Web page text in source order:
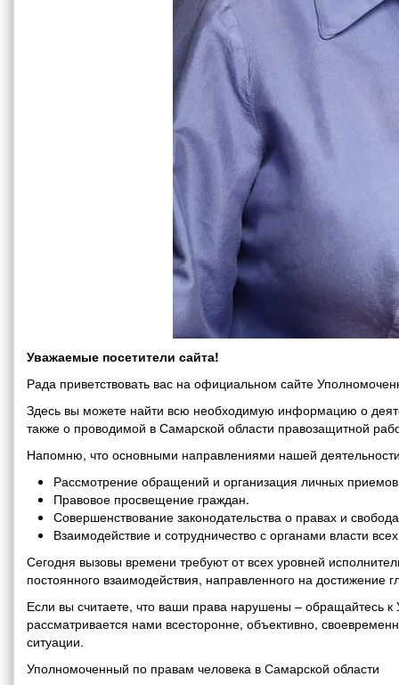
Уважаемые посетители сайта!
Рада приветствовать вас на официальном сайте
Здесь вы можете найти всю необходимую информацию о
также о проводимой в Самарской области правозащитной
Напомню, что основными направлениями нашей
Рассмотрение обращений и организация личных
Правовое просвещение граждан.
Совершенствование законодательства о правах и
Взаимодействие и сотрудничество с органами власти
Сегодня вызовы времени требуют от всех уровней
постоянного взаимодействия, направленного на
Если вы считаете, что ваши права нарушены – обращайтесь
рассматривается нами всесторонне, объективно,
ситуации.
Уполномоченный по правам человека в Самарской области